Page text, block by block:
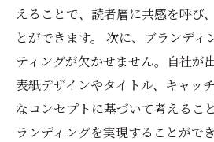
えることで、読者層に共感を呼び
とができます。 次に、ブランディ
ティングが欠かせません。自社が
表紙デザインやタイトル、キャッ
なコンセプトに基づいて考えるこ
ランディングを実現することがで